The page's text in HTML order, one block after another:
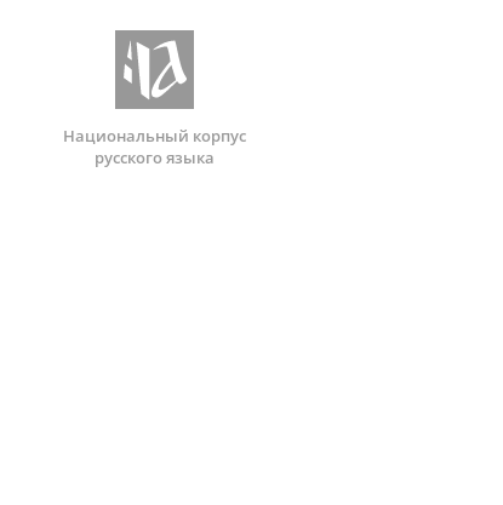
Национальный корпус
русского языка